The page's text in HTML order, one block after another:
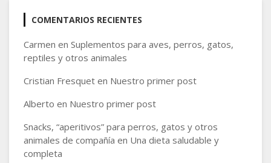
COMENTARIOS RECIENTES
Carmen en Suplementos para aves, perros, gatos,
reptiles y otros animales
Cristian Fresquet en Nuestro primer post
Alberto en Nuestro primer post
Snacks, “aperitivos” para perros, gatos y otros
animales de compañía en Una dieta saludable y
completa